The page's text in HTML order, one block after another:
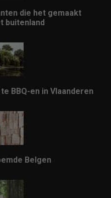
die het gemaakt
buitenland
BBQ-en in Vlaanderen
Belgen